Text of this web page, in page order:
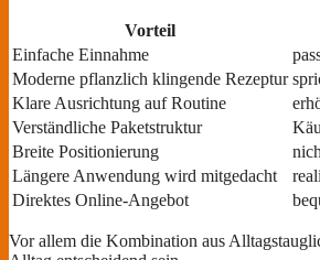
Vorteil
Einfache Einnahme
Moderne pflanzlich klingende Rezeptur
Klare Ausrichtung auf Routine
Verständliche Paketstruktur
Breite Positionierung
Längere Anwendung wird mitgedacht
Direktes Online-Angebot
Vor allem die Kombination aus